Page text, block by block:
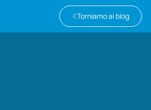
Torniamo ai blog